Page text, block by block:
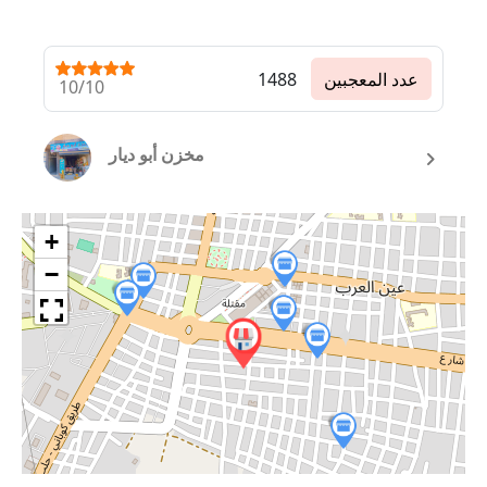
10/10 1488 عدد المعجبين
مخزن أبو ديار
+
−